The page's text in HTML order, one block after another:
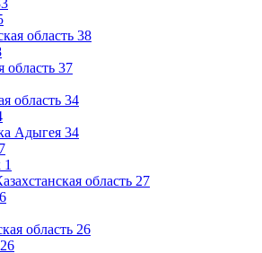
область 38
область 37
область 34
Адыгея 34
1
область 27
область 26
26